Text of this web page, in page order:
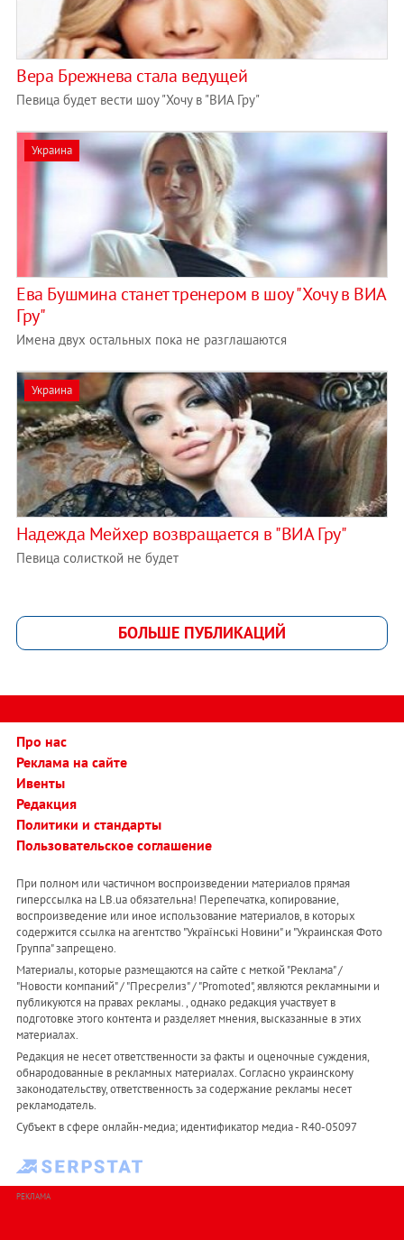
Вера Брежнева стала ведущей
Певица будет вести шоу "Хочу в "ВИА Гру"
Украина
Ева Бушмина станет тренером в шоу "Хочу в ВИА
Гру"
Имена двух остальных пока не разглашаются
Украина
Надежда Мейхер возвращается в "ВИА Гру"
Певица солисткой не будет
БОЛЬШЕ ПУБЛИКАЦИЙ
Про нас
Реклама на сайте
Ивенты
Редакция
Политики и стандарты
Пользовательское соглашение
При полном или частичном воспроизведении материалов прямая
гиперссылка на LB.ua обязательна! Перепечатка, копирование,
воспроизведение или иное использование материалов, в которых
содержится ссылка на агентство "Українськi Новини" и "Украинская Фото
Группа" запрещено.
Материалы, которые размещаются на сайте с меткой "Реклама" /
"Новости компаний" / "Пресрелиз" / "Promoted", являются рекламными и
публикуются на правах рекламы. , однако редакция участвует в
подготовке этого контента и разделяет мнения, высказанные в этих
материалах.
Редакция не несет ответственности за факты и оценочные суждения,
обнародованные в рекламных материалах. Согласно украинскому
законодательству, ответственность за содержание рекламы несет
рекламодатель.
Субъект в сфере онлайн-медиа; идентификатор медиа - R40-05097
РЕКЛАМА